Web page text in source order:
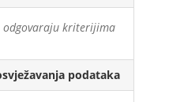
odgovaraju kriterijima
podataka